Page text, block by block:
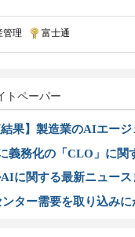
管理 富士通
トペーパー
結果】製造業のAIエー
義務化の「CLO」に関
に関する最新ニュース
ター需要を取り込み